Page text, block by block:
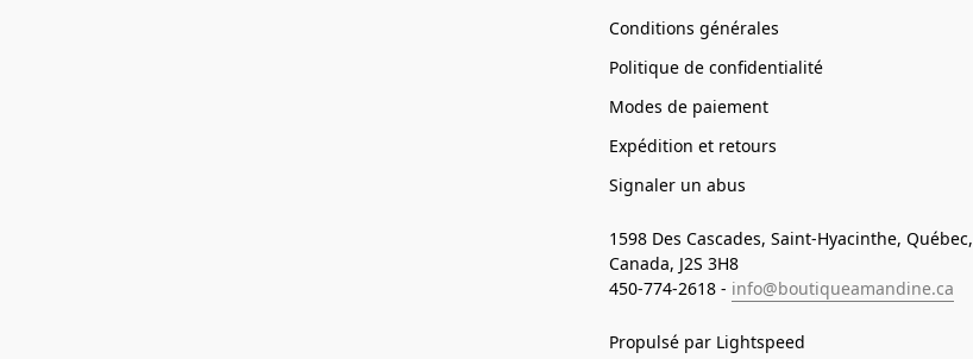
Conditions générales
Politique de confidentialité
Modes de paiement
Expédition et retours
Signaler un abus
1598 Des Cascades, Saint-Hyacinthe, Québec,
Canada, J2S 3H8
450-774-2618 - info@boutiqueamandine.ca
Propulsé par Lightspeed